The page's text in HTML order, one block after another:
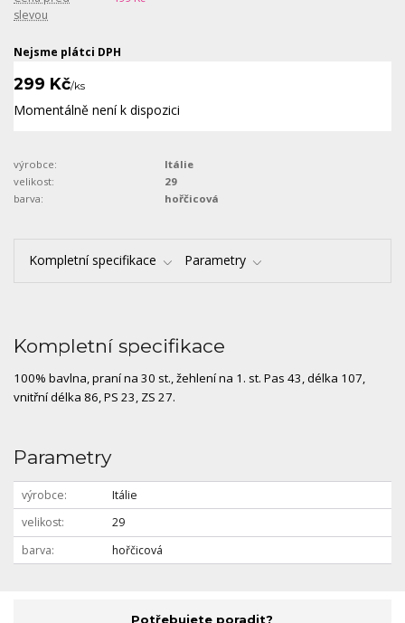
slevou
Nejsme plátci DPH
299 Kč/ks
Momentálně není k dispozici
výrobce:
Itálie
velikost:
29
barva:
hořčicová
Kompletní specifikace Parametry
Kompletní specifikace
100% bavlna, praní na 30 st., žehlení na 1. st. Pas 43, délka 107,
vnitřní délka 86, PS 23, ZS 27.
Parametry
výrobce
Itálie
velikost
29
barva
hořčicová
Potřebujete poradit?